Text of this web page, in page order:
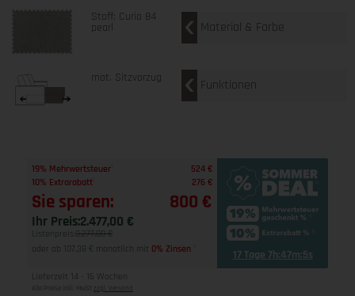
Stoff: Curio 84
pearl Material & Farbe
mot. Sitzvorzug Funktionen
19% Mehrwertsteuer
524 €
10% Extrarabatt
276 €
Sie sparen: 800 €
Ihr Preis:2.477,00 €
Listenpreis: 3.277,00 €
oder ab 107,38 € monatlich mit 0% Zinsen 17 Tage 7h:47m:4s
Lieferzeit 14 - 16 Wochen
Alle Preise inkl. MwSt zzgl. Versand